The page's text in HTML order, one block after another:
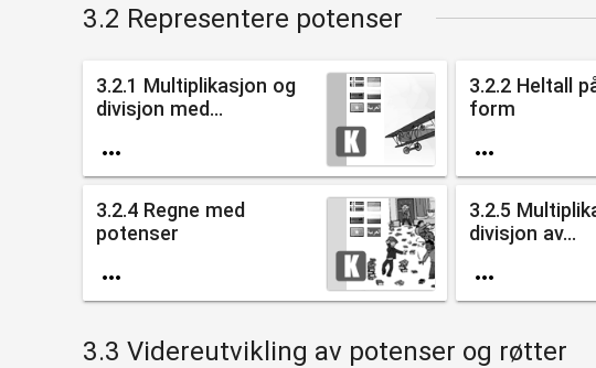
3.2 Representere potenser
3.2.1 Multiplikasjon og
divisjon med...

3.2.2 Heltall
form

3.2.4 Regne med
potenser

3.2.5
divisjon av...

3.3 Videreutvikling av potenser og røtter